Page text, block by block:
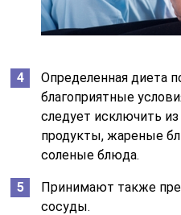
Определенная диета
благоприятные
следует исключить
продукты, жареные
соленые блюда.
Принимают также
сосуды.